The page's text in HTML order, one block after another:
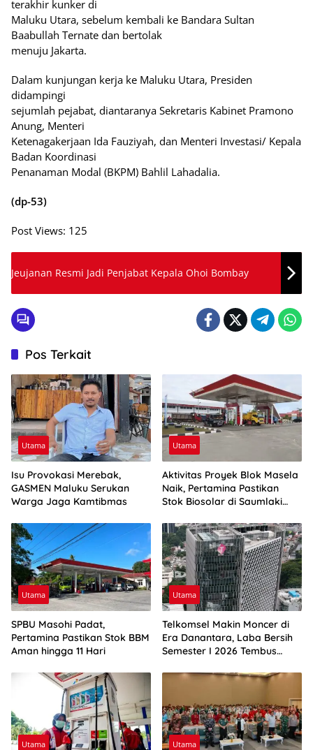
terakhir kunker di
Maluku Utara, sebelum kembali ke Bandara Sultan
Baabullah Ternate dan bertolak
menuju Jakarta.
Dalam kunjungan kerja ke Maluku Utara, Presiden
didampingi
sejumlah pejabat, diantaranya Sekretaris Kabinet Pramono
Anung, Menteri
Ketenagakerjaan Ida Fauziyah, dan Menteri Investasi/ Kepala
Badan Koordinasi
Penanaman Modal (BKPM) Bahlil Lahadalia.
(dp-53)
Post Views: 125
Jeujanan Resmi Jadi Penjabat Kepala Ohoi Bombay
Pos Terkait
Utama
Isu Provokasi Merebak,
GASMEN Maluku Serukan
Warga Jaga Kamtibmas
Utama
Aktivitas Proyek Blok Masela
Naik, Pertamina Pastikan
Stok Biosolar di Saumlaki
Utama
SPBU Masohi Padat,
Pertamina Pastikan Stok BBM
Aman hingga 11 Hari
Utama
Telkomsel Makin Moncer di
Era Danantara, Laba Bersih
Semester I 2026 Tembus
Utama Utama